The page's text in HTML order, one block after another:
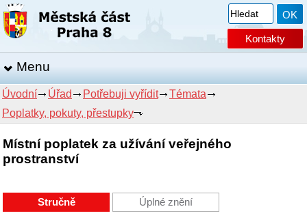
Kontakty
Menu
Úvodní Úřad Potřebuji vyřídit
Témata
Poplatky, pokuty, přestupky
Místní poplatek za užívání veřejného
prostranství
Stručně Úplné znění